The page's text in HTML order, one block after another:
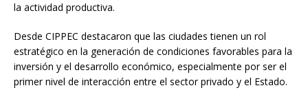
la actividad productiva.
Desde CIPPEC destacaron que las ciudades tienen un rol
estratégico en la generación de condiciones favorables para la
inversión y el desarrollo económico, especialmente por ser el
primer nivel de interacción entre el sector privado y el Estado.